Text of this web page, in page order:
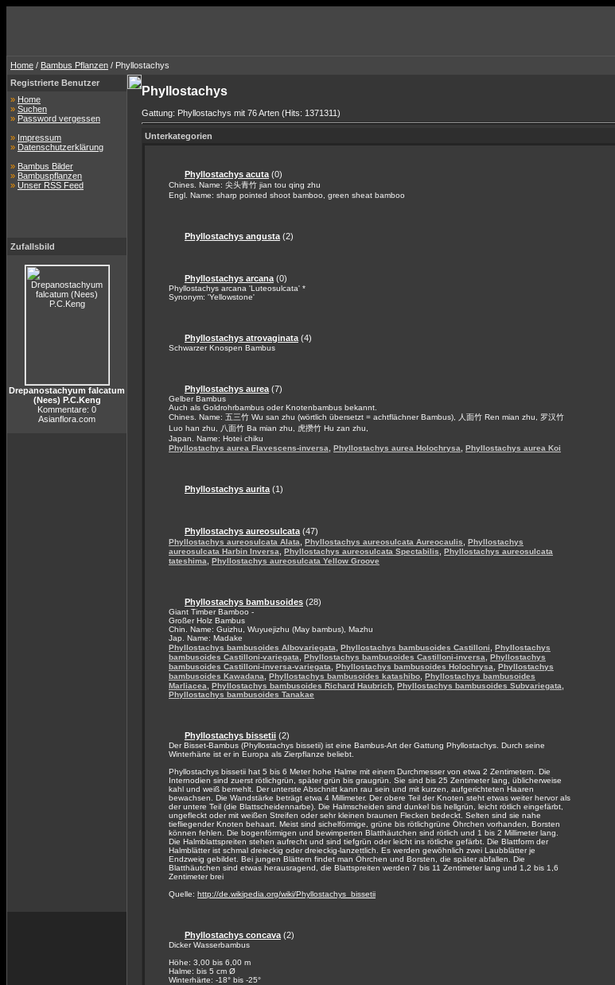
Home / Bambus Pflanzen / Phyllostachys
Registrierte Benutzer
» Home
» Suchen
» Password vergessen
» Impressum
» Datenschutzerklärung
» Bambus Bilder
» Bambuspflanzen
» Unser RSS Feed
Zufallsbild
Drepanostachyum falcatum
(Nees) P.C.Keng
Kommentare: 0
Asianflora.com
Phyllostachys
Gattung: Phyllostachys mit 76 Arten (Hits: 1371311)
Unterkategorien
Phyllostachys acuta (0)
Chines. Name: 尖头青竹 jian tou qing zhu
Engl. Name: sharp pointed shoot bamboo, green sheat bamboo
Phyllostachys angusta (2)
Phyllostachys arcana (0)
Phyllostachys arcana 'Luteosulcata' *
Synonym: 'Yellowstone'
Phyllostachys atrovaginata (4)
Schwarzer Knospen Bambus
Phyllostachys aurea (7)
Gelber Bambus
Auch als Goldrohrbambus oder Knotenbambus bekannt.
Chines. Name: 五三竹 Wu san zhu (wörtlich übersetzt = achtflächner Bambus), 人面竹 Ren mian zhu, 罗汉竹
Luo han zhu, 八面竹 Ba mian zhu, 虎攒竹 Hu zan zhu,
Japan. Name: Hotei chiku
Phyllostachys aurea Flavescens-inversa
Phyllostachys aurea Holochrysa Phyllostachys aurea Koi
Phyllostachys aurita (1)
Phyllostachys aureosulcata (47)
Phyllostachys aureosulcata Alata Phyllostachys aureosulcata Aureocaulis
Phyllostachys
aureosulcata Harbin Inversa
Phyllostachys aureosulcata Spectabilis
Phyllostachys aureosulcata
tateshima
Phyllostachys aureosulcata Yellow Groove
Phyllostachys bambusoides (28)
Giant Timber Bamboo -
Großer Holz Bambus
Chin. Name: Guizhu, Wuyuejizhu (May bambus), Mazhu
Jap. Name: Madake
Phyllostachys bambusoides Albovariegata
Phyllostachys bambusoides Castilloni
Phyllostachys
bambusoides Castilloni-variegata
Phyllostachys bambusoides Castilloni-inversa
Phyllostachys
bambusoides Castilloni-inversa-variegata
Phyllostachys bambusoides Holochrysa
Phyllostachys
bambusoides Kawadana
Phyllostachys bambusoides katashibo Phyllostachys bambusoides
Marliacea
Phyllostachys bambusoides Richard Haubrich Phyllostachys bambusoides Subvariegata
Phyllostachys bambusoides Tanakae
Phyllostachys bissetii (2)
Der Bisset-Bambus (Phyllostachys bissetii) ist eine Bambus-Art der Gattung Phyllostachys. Durch seine
Winterhärte ist er in Europa als Zierpflanze beliebt.
Phyllostachys bissetii hat 5 bis 6 Meter hohe Halme mit einem Durchmesser von etwa 2 Zentimetern. Die
Internodien sind zuerst rötlichgrün, später grün bis graugrün. Sie sind bis 25 Zentimeter lang, üblicherweise
kahl und weiß bemehlt. Der unterste Abschnitt kann rau sein und mit kurzen, aufgerichteten Haaren
bewachsen. Die Wandstärke beträgt etwa 4 Millimeter. Der obere Teil der Knoten steht etwas weiter hervor als
der untere Teil (die Blattscheidennarbe). Die Halmscheiden sind dunkel bis hellgrün, leicht rötlich eingefärbt,
ungefleckt oder mit weißen Streifen oder sehr kleinen braunen Flecken bedeckt. Selten sind sie nahe
tiefliegender Knoten behaart. Meist sind sichelförmige, grüne bis rötlichgrüne Öhrchen vorhanden, Borsten
können fehlen. Die bogenförmigen und bewimperten Blatthäutchen sind rötlich und 1 bis 2 Millimeter lang.
Die Halmblattspreiten stehen aufrecht und sind tiefgrün oder leicht ins rötliche gefärbt. Die Blattform der
Halmblätter ist schmal dreieckig oder dreieckig-lanzettlich. Es werden gewöhnlich zwei Laubblätter je
Endzweig gebildet. Bei jungen Blättern findet man Öhrchen und Borsten, die später abfallen. Die
Blatthäutchen sind etwas herausragend, die Blattspreiten werden 7 bis 11 Zentimeter lang und 1,2 bis 1,6
Zentimeter brei
Quelle: http://de.wikipedia.org/wiki/Phyllostachys_bissetii
Phyllostachys concava (2)
Dicker Wasserbambus
Höhe: 3,00 bis 6,00 m
Halme: bis 5 cm Ø
Winterhärte: -18° bis -25°